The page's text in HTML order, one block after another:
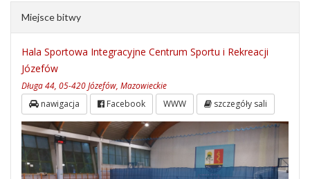
Miejsce bitwy
Hala Sportowa Integracyjne Centrum Sportu i Rekreacji
Józefów
Długa 44, 05-420 Józefów, Mazowieckie
nawigacja Facebook WWW szczegóły sali